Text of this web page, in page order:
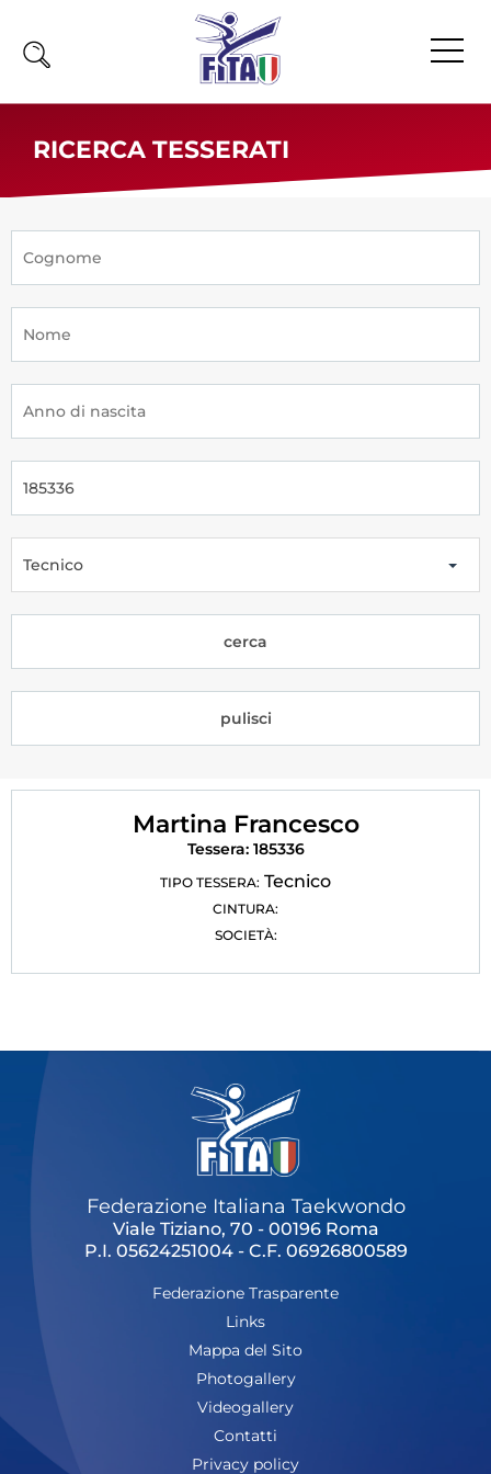
News
Olimpiadi
Atleti Poomsae e Freestyle
Tesseramento
Licenze WT
Formazione
Rivista Olympic Dream
Links
Mappa del sito
Cookie policy
Feed
Dove siamo
Federazione Trasparente
Fita HUB
RICERCA TESSERATI
Tecnico
cerca
pulisci
Martina Francesco
Tessera: 185336
TIPO TESSERA: Tecnico
CINTURA:
SOCIETÀ:
Federazione Italiana Taekwondo
Viale Tiziano, 70 - 00196 Roma
P.I. 05624251004 - C.F. 06926800589
Federazione Trasparente
Links
Mappa del Sito
Photogallery
Videogallery
Contatti
Privacy policy